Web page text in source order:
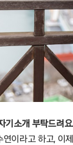
기소개 부탁드려요.
연이라고 하고, 이